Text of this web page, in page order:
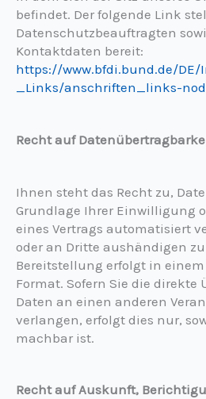
befindet. Der folgende Link
Datenschutzbeauftragten
Kontaktdaten bereit:
https://www.bfdi.bund.de/
_Links/anschriften_links-
Recht auf
Ihnen steht das Recht zu,
Grundlage Ihrer Einwilligung
eines Vertrags automatisiert
oder an Dritte aushändigen zu
Bereitstellung erfolgt in
Format. Sofern Sie die direkte
Daten an einen anderen
verlangen, erfolgt dies nur,
machbar ist.
Recht auf Auskunft,